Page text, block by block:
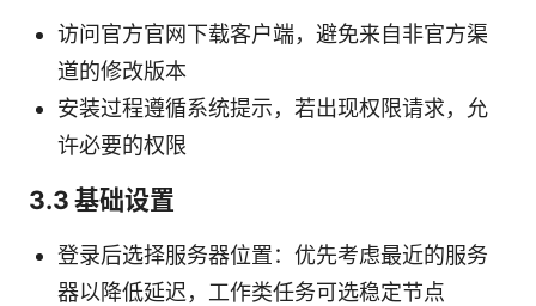
访问官方官网下载客户端，避免来自非官方渠
道的修改版本
安装过程遵循系统提示，若出现权限请求，允
许必要的权限
3.3 基础设置
登录后选择服务器位置：优先考虑最近的服务
器以降低延迟，工作类任务可选稳定节点